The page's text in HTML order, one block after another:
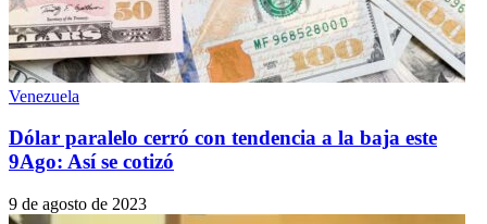
Venezuela
Dólar paralelo cerró con tendencia a la baja este
9Ago: Así se cotizó
9 de agosto de 2023